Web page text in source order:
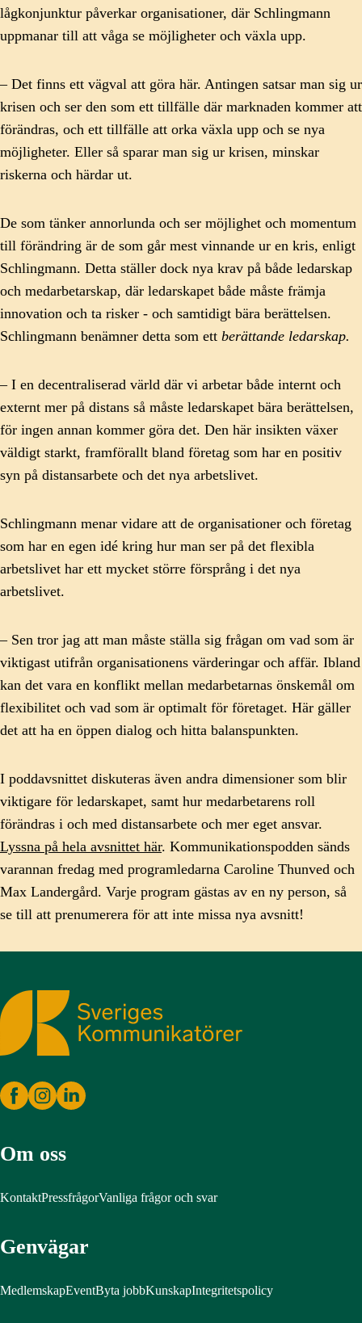
lågkonjunktur påverkar organisationer, där Schlingmann
uppmanar till att våga se möjligheter och växla upp.
– Det finns ett vägval att göra här. Antingen satsar man sig ur
krisen och ser den som ett tillfälle där marknaden kommer att
förändras, och ett tillfälle att orka växla upp och se nya
möjligheter. Eller så sparar man sig ur krisen, minskar
riskerna och härdar ut.
De som tänker annorlunda och ser möjlighet och momentum
till förändring är de som går mest vinnande ur en kris, enligt
Schlingmann. Detta ställer dock nya krav på både ledarskap
och medarbetarskap, där ledarskapet både måste främja
innovation och ta risker - och samtidigt bära berättelsen.
Schlingmann benämner detta som ett berättande ledarskap.
– I en decentraliserad värld där vi arbetar både internt och
externt mer på distans så måste ledarskapet bära berättelsen,
för ingen annan kommer göra det. Den här insikten växer
väldigt starkt, framförallt bland företag som har en positiv
syn på distansarbete och det nya arbetslivet.
Schlingmann menar vidare att de organisationer och företag
som har en egen idé kring hur man ser på det flexibla
arbetslivet har ett mycket större försprång i det nya
arbetslivet.
– Sen tror jag att man måste ställa sig frågan om vad som är
viktigast utifrån organisationens värderingar och affär. Ibland
kan det vara en konflikt mellan medarbetarnas önskemål om
flexibilitet och vad som är optimalt för företaget. Här gäller
det att ha en öppen dialog och hitta balanspunkten.
I poddavsnittet diskuteras även andra dimensioner som blir
viktigare för ledarskapet, samt hur medarbetarens roll
förändras i och med distansarbete och mer eget ansvar.
Lyssna på hela avsnittet här. Kommunikationspodden sänds
varannan fredag med programledarna Caroline Thunved och
Max Landergård. Varje program gästas av en ny person, så
se till att prenumerera för att inte missa nya avsnitt!
Sveriges Kommunikatörer
Om oss
KontaktPressfrågorVanliga frågor och svar
Genvägar
MedlemskapEventByta jobbKunskapIntegritetspolicy